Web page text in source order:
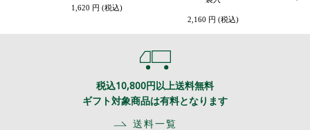
1,620 円 (税込)
2,160 円 (税込)
税込10,800円以上送料無料
ギフト対象商品は有料となります
送料一覧